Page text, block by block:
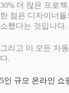
30% 더 많은 프로
한 점은 디자이너
소했다는 것입니다.
그리고 이 모든 자
다.
5인 규모 온라인 쇼